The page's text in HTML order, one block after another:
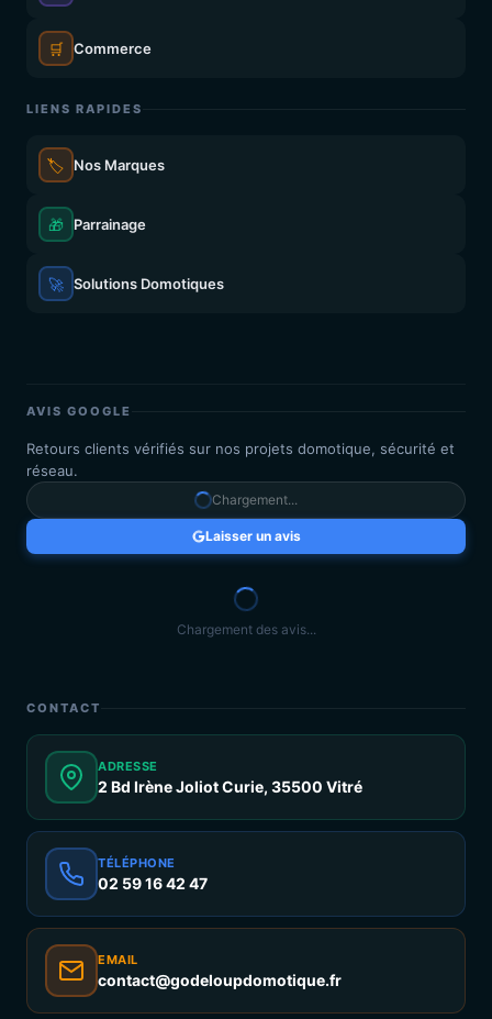
🛒 Commerce
LIENS RAPIDES
🏷️ Nos Marques
🎁 Parrainage
🚀 Solutions Domotiques
AVIS GOOGLE
Retours clients vérifiés sur nos projets domotique, sécurité et
réseau.
Chargement...
Laisser un avis
Chargement des avis...
CONTACT
ADRESSE
2 Bd Irène Joliot Curie, 35500 Vitré
TÉLÉPHONE
02 59 16 42 47
EMAIL
contact@godeloupdomotique.fr